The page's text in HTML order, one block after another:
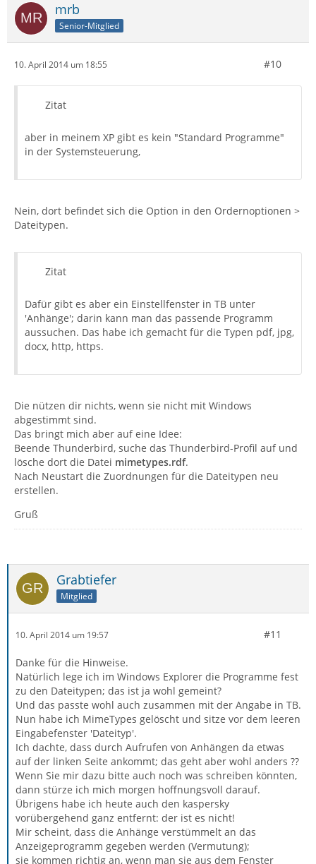
mrb
Senior-Mitglied
10. April 2014 um 18:55 #10
Zitat
aber in meinem XP gibt es kein "Standard Programme"
in der Systemsteuerung,
Nein, dort befindet sich die Option in den Ordernoptionen >
Dateitypen.
Zitat
Dafür gibt es aber ein Einstellfenster in TB unter
'Anhänge'; darin kann man das passende Programm
aussuchen. Das habe ich gemacht für die Typen pdf, jpg,
docx, http, https.
Die nützen dir nichts, wenn sie nicht mit Windows
abgestimmt sind.
Das bringt mich aber auf eine Idee:
Beende Thunderbird, suche das Thunderbird-Profil auf und
lösche dort die Datei mimetypes.rdf.
Nach Neustart die Zuordnungen für die Dateitypen neu
erstellen.
Gruß
Grabtiefer
Mitglied
10. April 2014 um 19:57 #11
Danke für die Hinweise.
Natürlich lege ich im Windows Explorer die Programme fest
zu den Dateitypen; das ist ja wohl gemeint?
Und das passte wohl auch zusammen mit der Angabe in TB.
Nun habe ich MimeTypes gelöscht und sitze vor dem leeren
Eingabefenster 'Dateityp'.
Ich dachte, dass durch Aufrufen von Anhängen da etwas
auf der linken Seite ankommt; das geht aber wohl anders ??
Wenn Sie mir dazu bitte auch noch was schreiben könnten,
dann stürze ich mich morgen hoffnungsvoll darauf.
Übrigens habe ich heute auch den kaspersky
vorübergehend ganz entfernt: der ist es nicht!
Mir scheint, dass die Anhänge verstümmelt an das
Anzeigeprogramm gegeben werden (Vermutung);
sie kommen richtig an, wenn man sie aus dem Fenster